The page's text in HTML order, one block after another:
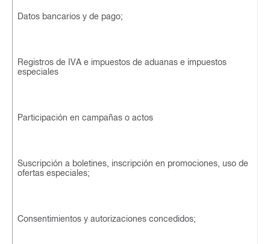
Datos bancarios y de pago;
Registros de IVA e impuestos de aduanas e impuestos
especiales
Participación en campañas o actos
Suscripción a boletines, inscripción en promociones, uso de
ofertas especiales;
Consentimientos y autorizaciones concedidos;